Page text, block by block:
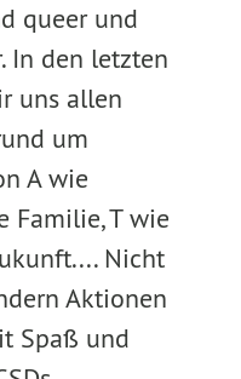
queer und
In den letzten
uns allen
um
A wie
Familie, T wie
Nicht
Aktionen
Spaß und